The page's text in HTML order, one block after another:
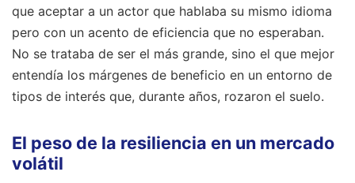
que aceptar a un actor que hablaba su mismo idioma
pero con un acento de eficiencia que no esperaban.
No se trataba de ser el más grande, sino el que mejor
entendía los márgenes de beneficio en un entorno de
tipos de interés que, durante años, rozaron el suelo.
El peso de la resiliencia en un mercado
volátil